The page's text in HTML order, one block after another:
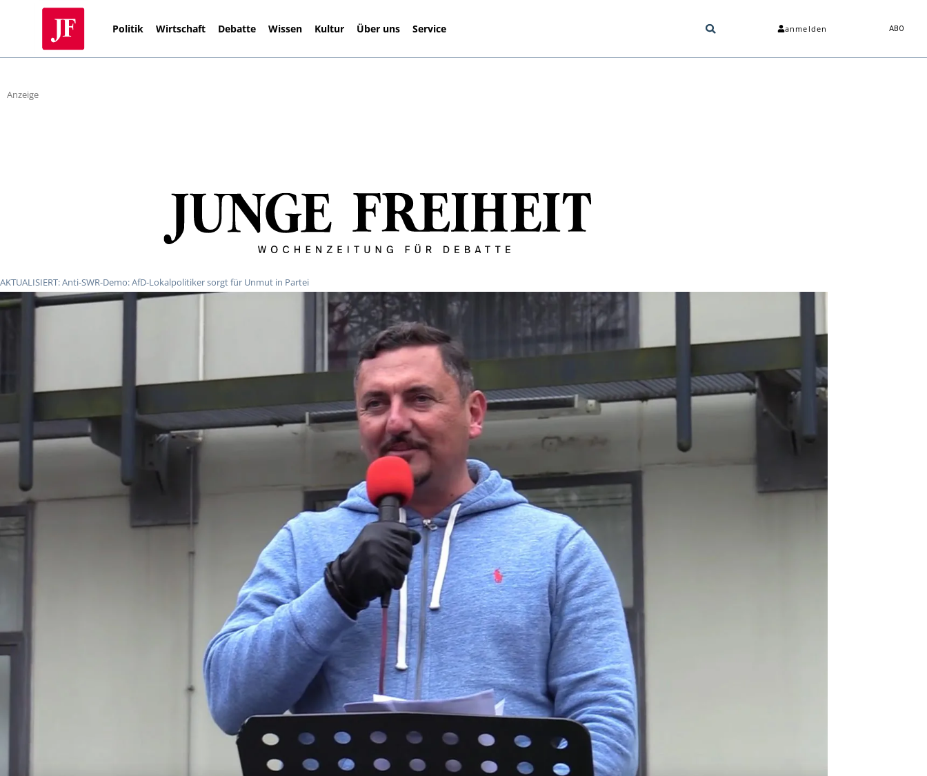
Politik Wirtschaft Debatte Wissen Kultur Über uns Service anmelden ABO
Anzeige
AKTUALISIERT: Anti-SWR-Demo: AfD-Lokalpolitiker sorgt für Unmut in Partei